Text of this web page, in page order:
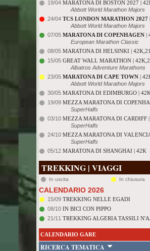
19/04 MARATONA DI BOSTON 2027 |
Abbott World Marathon Majors
24/04 TCS LONDON MARATHON 2027
Abbott World Marathon Majors
07/05 MARATONA DI COPENHAGEN |
European Marathon Classic
08/05 MARATONA DI HELSINKI |
15/05 GREAT WALL MARATHON |
Albatros Adventure Marathons
23/05 MARATONA DI CAPE TOWN |
Abbott World Marathon Majors
30/05 MARATONA DI EDIMBURGO |
19/09 MEZZA MARATONA DI
SuperHalfs
03/10 MEZZA MARATONA DI CARDIFF
SuperHalfs
24/10 MEZZA MARATONA DI
SuperHalfs
05/12 MARATONA DI SHANGHAI | 42K
TREKKING | VIAGGI
In uscita In chiusura
CALENDARIO 2026
15/09 TREKKING NELLE EGADI
08/10 IN BICI CON PIPPO
21/11 TREKKING ALGERIA TASSILI
CALENDARIO GARE
RICERCA TEMATICA